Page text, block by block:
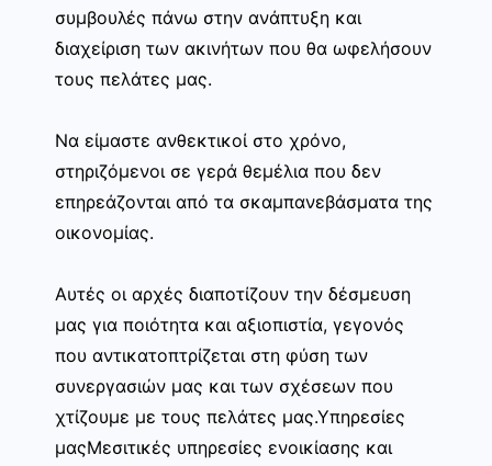
συμβουλές πάνω στην ανάπτυξη και
διαχείριση των ακινήτων που θα ωφελήσουν
τους πελάτες μας.
Να είμαστε ανθεκτικοί στο χρόνο,
στηριζόμενοι σε γερά θεμέλια που δεν
επηρεάζονται από τα σκαμπανεβάσματα της
οικονομίας.
Αυτές οι αρχές διαποτίζουν την δέσμευση
μας για ποιότητα και αξιοπιστία, γεγονός
που αντικατοπτρίζεται στη φύση των
συνεργασιών μας και των σχέσεων που
χτίζουμε με τους πελάτες μας.Υπηρεσίες
μαςΜεσιτικές υπηρεσίες ενοικίασης και